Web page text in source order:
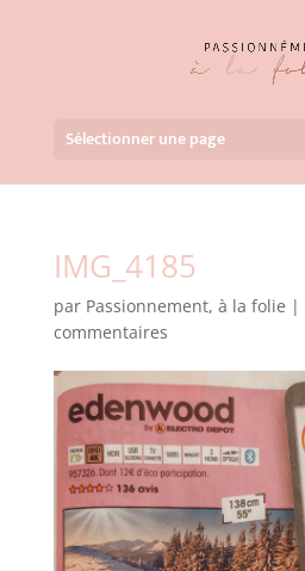
Sélectionner une page
IMG_4185
par Passionnement, à la folie |
commentaires